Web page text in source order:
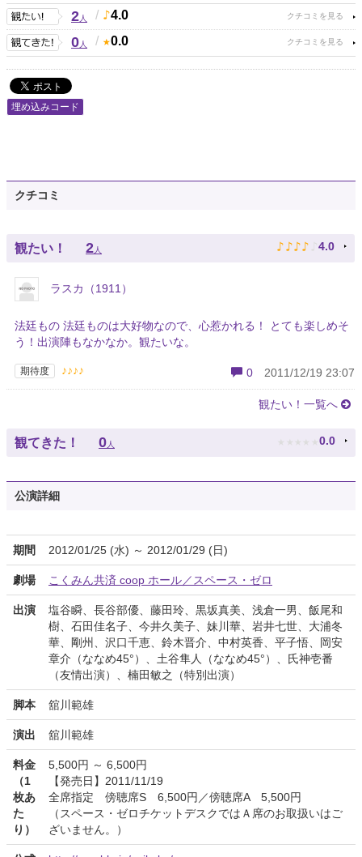
2人 / 4.0
0人 / 0.0
埋め込みコード
クチコミ
観たい！ 2人 ♪ ♪ ♪ ♪ ♪ 4.0
ラスカ（1911）
法廷もの 法廷ものは大好物なので、心惹かれる！ とても楽しめそ
う！出演陣もなかなか。観たいな。
期待度 ♪♪♪♪ 0 2011/12/19 23:07
観たい！一覧へ
観てきた！ 0 人 ★ ★ ★ ★ ★ 0.0
公演詳細
期間 2012/01/25 (水) ～ 2012/01/29 (日)
劇場 こくみん共済 coop ホール／スペース・ゼロ
出演
塩谷瞬、長谷部優、藤田玲、黒坂真美、浅倉一男、飯尾和
樹、石田佳名子、今井久美子、妹川華、岩井七世、大浦冬
華、剛州、沢口千恵、鈴木晋介、中村英香、平子悟、岡安
章介（ななめ45°）、土谷隼人（ななめ45°）、氏神壱番
（友情出演）、楠田敏之（特別出演）
脚本 舘川範雄
演出 舘川範雄
料金
（1
枚あ
た
り）
5,500円 ～ 6,500円
【発売日】2011/11/19
全席指定 傍聴席S 6,500円／傍聴席A 5,500円
（スペース・ゼロチケットデスクではＡ席のお取扱いはご
ざいません。）